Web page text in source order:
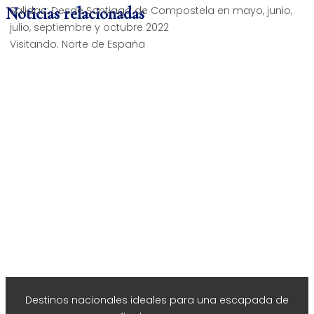
Salidas:Desde Santiago de Compostela en mayo, junio,
julio, septiembre y octubre 2022
Visitando: Norte de España
Noticias relacionadas
Destinos nacionales ideales para una escapada de